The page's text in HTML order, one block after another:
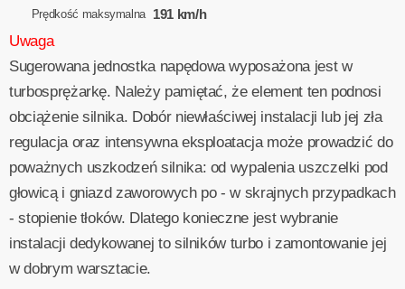
Prędkość maksymalna 191 km/h
Uwaga
Sugerowana jednostka napędowa wyposażona jest w
turbosprężarkę. Należy pamiętać, że element ten podnosi
obciążenie silnika. Dobór niewłaściwej instalacji lub jej zła
regulacja oraz intensywna eksploatacja może prowadzić do
poważnych uszkodzeń silnika: od wypalenia uszczelki pod
głowicą i gniazd zaworowych po - w skrajnych przypadkach
- stopienie tłoków. Dlatego konieczne jest wybranie
instalacji dedykowanej to silników turbo i zamontowanie jej
w dobrym warsztacie.